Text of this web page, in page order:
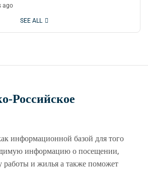
ago
SEE ALL
Российское
информационной базой для того
информацию о посещении,
работы и жилья а также поможет